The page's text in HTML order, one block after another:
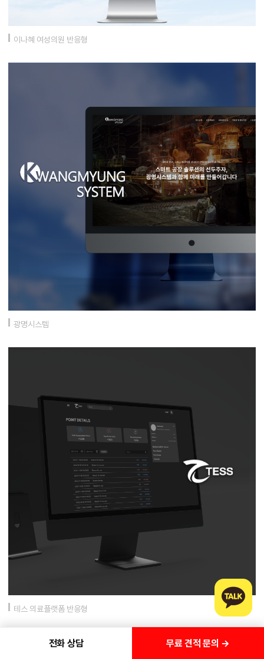
이나혜 여성의원 반응형
광명시스템
테스 의료플랫폼 반응형
전화 상담 무료 견적 문의 →